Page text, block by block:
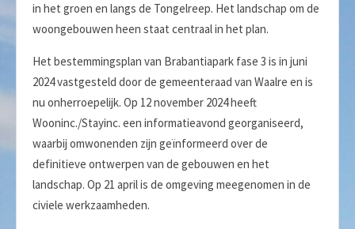
in het groen en langs de Tongelreep. Het landschap om de
woongebouwen heen staat centraal in het plan.
Het bestemmingsplan van Brabantiapark fase 3 is in juni
2024 vastgesteld door de gemeenteraad van Waalre en is
nu onherroepelijk. Op 12 november 2024 heeft
Wooninc./Stayinc. een informatieavond georganiseerd,
waarbij omwonenden zijn geïnformeerd over de
definitieve ontwerpen van de gebouwen en het
landschap. Op 21 april is de omgeving meegenomen in de
civiele werkzaamheden.